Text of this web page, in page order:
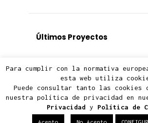
Últimos Proyectos
Viviendas
Edificios
Para cumplir con la normativa
esta web utiliza
Puede consultar tanto las cookies
nuestra política de privacidad en
Privacidad y Política de